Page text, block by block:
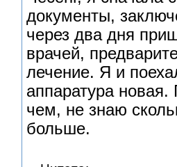
документы,
через два дня
врачей,
лечение. Я и
аппаратура
чем, не знаю
больше.